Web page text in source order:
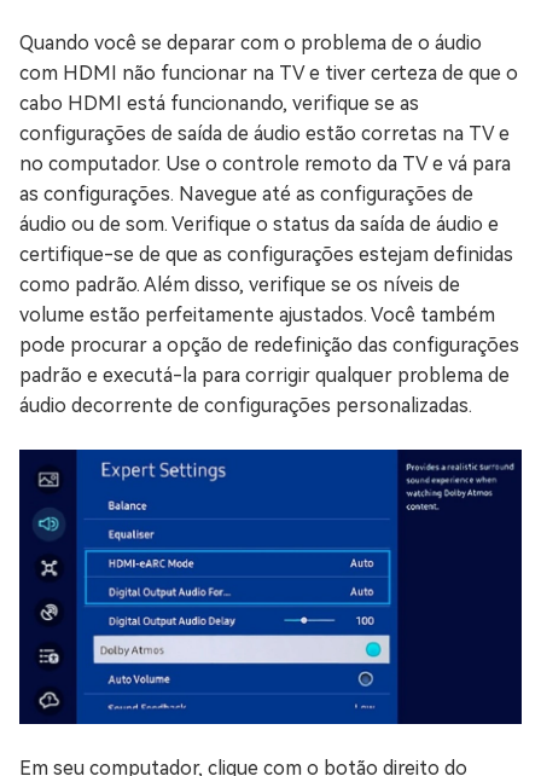
Quando você se deparar com o problema de o áudio
com HDMI não funcionar na TV e tiver certeza de que o
cabo HDMI está funcionando, verifique se as
configurações de saída de áudio estão corretas na TV e
no computador. Use o controle remoto da TV e vá para
as configurações. Navegue até as configurações de
áudio ou de som. Verifique o status da saída de áudio e
certifique-se de que as configurações estejam definidas
como padrão. Além disso, verifique se os níveis de
volume estão perfeitamente ajustados. Você também
pode procurar a opção de redefinição das configurações
padrão e executá-la para corrigir qualquer problema de
áudio decorrente de configurações personalizadas.
Em seu computador, clique com o botão direito do